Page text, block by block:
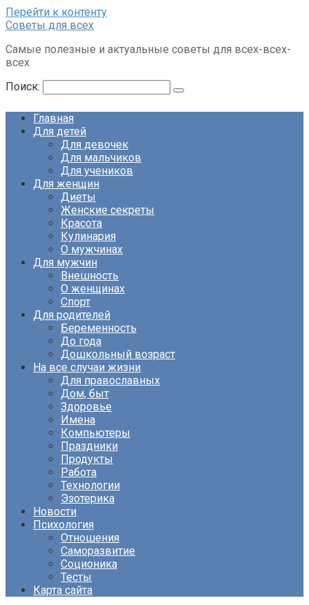
Перейти к контенту
Советы для всех
Самые полезные и актуальные советы для всех-всех-
всех
Поиск:
Главная
Для детей
Для девочек
Для мальчиков
Для учеников
Для женщин
Диеты
Женские секреты
Красота
Кулинария
О мужчинах
Для мужчин
Внешность
О женщинах
Спорт
Для родителей
Беременность
До года
Дошкольный возраст
На все случаи жизни
Для православных
Дом, быт
Здоровье
Имена
Компьютеры
Праздники
Продукты
Работа
Технологии
Эзотерика
Новости
Психология
Отношения
Саморазвитие
Соционика
Тесты
Карта сайта